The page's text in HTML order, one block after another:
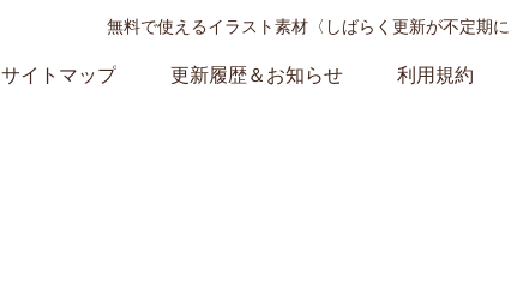
無料で使えるイラスト素材〈しばらく更新が不定期に
サイトマップ 更新履歴＆お知らせ 利用規約